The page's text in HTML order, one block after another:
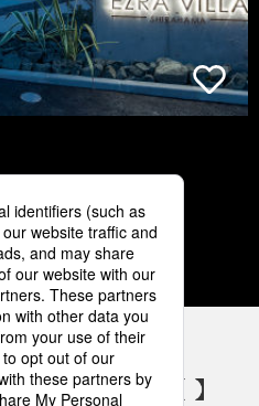
3 4 5
備 SNSアカウント